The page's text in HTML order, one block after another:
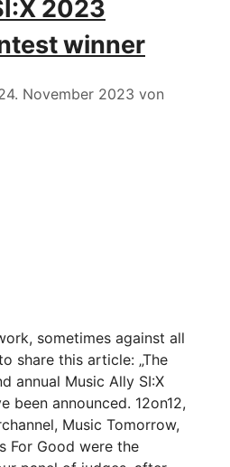
2023
winner
November 2023 von
sometimes against all
share this article: „The
annual Music Ally SI:X
been announced. 12on12,
Music Tomorrow,
For Good were the